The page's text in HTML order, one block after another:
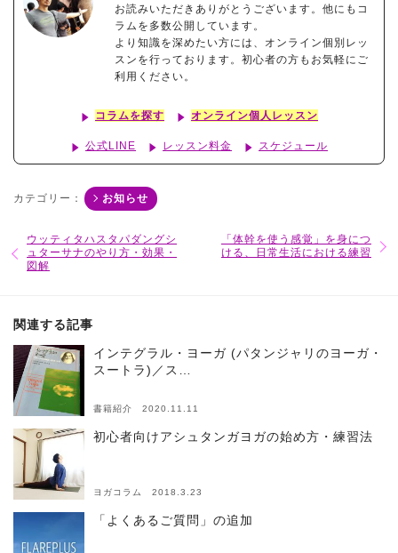
お読みいただきありがとうございます。他にもコ
ラムを多数公開しています。
より知識を深めたい方には、オンライン個別レッ
スンを行っております。初心者の方もお気軽にご
利用ください。
コラムを探す オンライン個人レッスン
公式LINE レッスン料金 スケジュール
カテゴリー： お知らせ
ウッティタハスタパダングシ
ュターサナのやり方・効果・
図解
「体幹を使う感覚」を身につ
ける、日常生活における練習
関連する記事
インテグラル・ヨーガ (パタンジャリのヨーガ・
スートラ)／ス…
書籍紹介 2020.11.11
初心者向けアシュタンガヨガの始め方・練習法
ヨガコラム 2018.3.23
「よくあるご質問」の追加